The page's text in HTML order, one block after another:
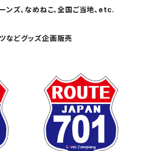
ンズ、なめねこ、全国ご当地、etc.
などグッズ企画販売